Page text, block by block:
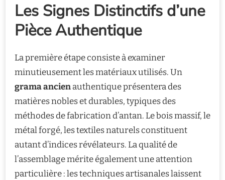
Les Signes Distinctifs d’une
Pièce Authentique
La première étape consiste à examiner
minutieusement les matériaux utilisés. Un
grama ancienauthentique présentera des
matières nobles et durables, typiques des
méthodes de fabrication d’antan. Le bois massif, le
métal forgé, les textiles naturels constituent
autant d’indices révélateurs. La qualité de
l’assemblage mérite également une attention
particulière : les techniques artisanales laissent